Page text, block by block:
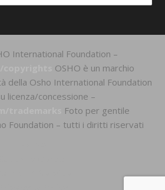
International Foundation –
OSHO è un marchio
della Osho International Foundation
licenza/concessione –
Foto per gentile
Foundation – tutti i diritti riservati